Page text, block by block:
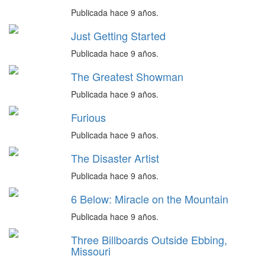
Publicada hace 9 años.
Just Getting Started
Publicada hace 9 años.
The Greatest Showman
Publicada hace 9 años.
Furious
Publicada hace 9 años.
The Disaster Artist
Publicada hace 9 años.
6 Below: Miracle on the Mountain
Publicada hace 9 años.
Three Billboards Outside Ebbing,
Missouri